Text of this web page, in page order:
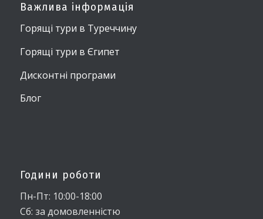
Важлива інформація
Горящі тури в Туреччину
Горящі тури в Єгипет
Дисконтні програми
Блог
Години роботи
Пн-Пт: 10:00-18:00
Сб: за домовленністю